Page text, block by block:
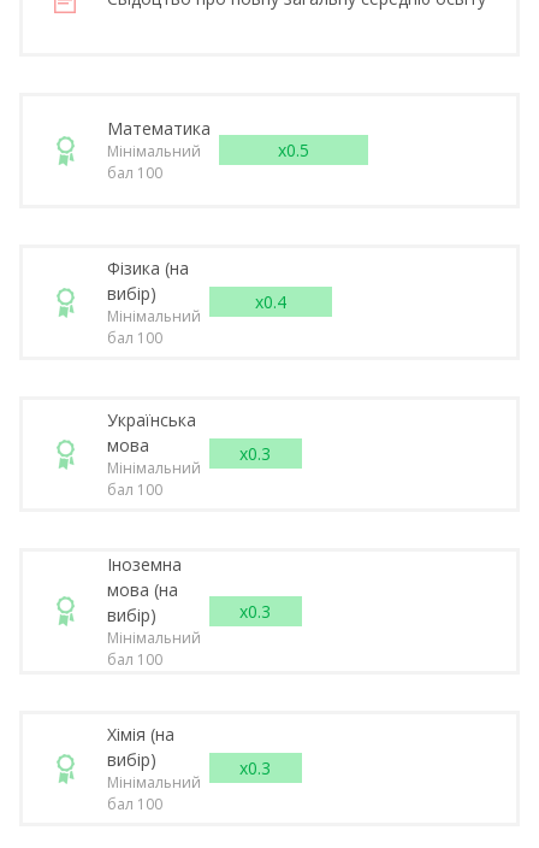
Математика
Мінімальний
бал 100
x0.5
Фізика (на
вибір)
Мінімальний
бал 100
x0.4
Українська
мова
Мінімальний
бал 100
x0.3
Іноземна
мова (на
вибір)
Мінімальний
бал 100
x0.3
Хімія (на
вибір)
Мінімальний
бал 100
x0.3